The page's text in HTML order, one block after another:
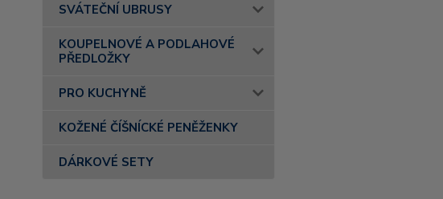
SVÁTEČNÍ UBRUSY
KOUPELNOVÉ A PODLAHOVÉ
PŘEDLOŽKY
PRO KUCHYNĚ
KOŽENÉ ČÍŠNÍCKÉ PENĚŽENKY
DÁRKOVÉ SETY